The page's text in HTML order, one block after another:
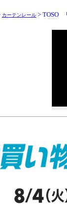
カーテンレール > TOSO